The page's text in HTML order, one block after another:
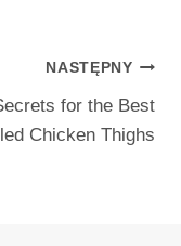
NASTĘPNY
for the Best
Chicken Thighs